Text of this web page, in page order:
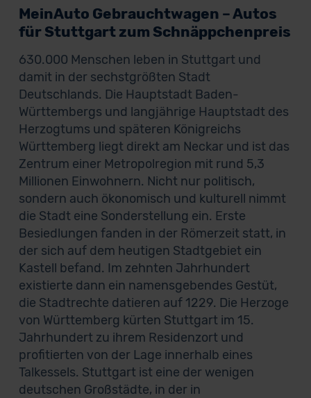
MeinAuto Gebrauchtwagen – Autos
für Stuttgart zum Schnäppchenpreis
630.000 Menschen leben in Stuttgart und
damit in der sechstgrößten Stadt
Deutschlands. Die Hauptstadt Baden-
Württembergs und langjährige Hauptstadt des
Herzogtums und späteren Königreichs
Württemberg liegt direkt am Neckar und ist das
Zentrum einer Metropolregion mit rund 5,3
Millionen Einwohnern. Nicht nur politisch,
sondern auch ökonomisch und kulturell nimmt
die Stadt eine Sonderstellung ein. Erste
Besiedlungen fanden in der Römerzeit statt, in
der sich auf dem heutigen Stadtgebiet ein
Kastell befand. Im zehnten Jahrhundert
existierte dann ein namensgebendes Gestüt,
die Stadtrechte datieren auf 1229. Die Herzoge
von Württemberg kürten Stuttgart im 15.
Jahrhundert zu ihrem Residenzort und
profitierten von der Lage innerhalb eines
Talkessels. Stuttgart ist eine der wenigen
deutschen Großstädte, in der in